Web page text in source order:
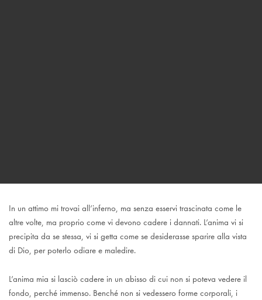
In un attimo mi trovai all’inferno, ma senza esservi trascinata come le
altre volte, ma proprio come vi devono cadere i dannati. L’anima vi si
precipita da se stessa, vi si getta come se desiderasse sparire alla vista
di Dio, per poterlo odiare e maledire.
L’anima mia si lasciò cadere in un abisso di cui non si poteva vedere il
fondo, perché immenso. Benché non si vedessero forme corporali, i